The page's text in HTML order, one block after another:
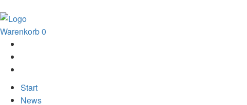
Warenkorb0
Start
News